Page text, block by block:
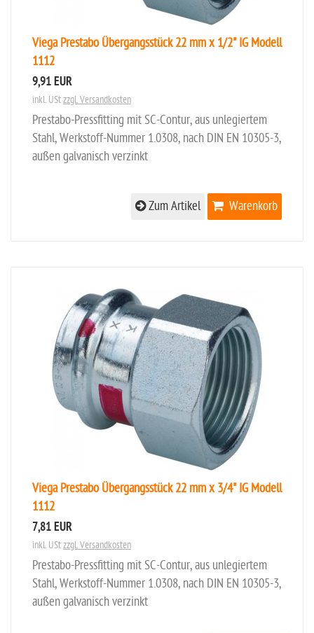
Viega Prestabo Übergangsstück 22 mm x 1/2" IG Modell
1112
9,91 EUR
inkl. UStzzgl. Versandkosten
Prestabo-Pressfitting mit SC-Contur, aus unlegiertem
Stahl, Werkstoff-Nummer 1.0308, nach DIN EN 10305-3,
außen galvanisch verzinkt
Warenkorb
Zum Artikel
Viega Prestabo Übergangsstück 22 mm x 3/4" IG Modell
1112
7,81 EUR
inkl. UStzzgl. Versandkosten
Prestabo-Pressfitting mit SC-Contur, aus unlegiertem
Stahl, Werkstoff-Nummer 1.0308, nach DIN EN 10305-3,
außen galvanisch verzinkt